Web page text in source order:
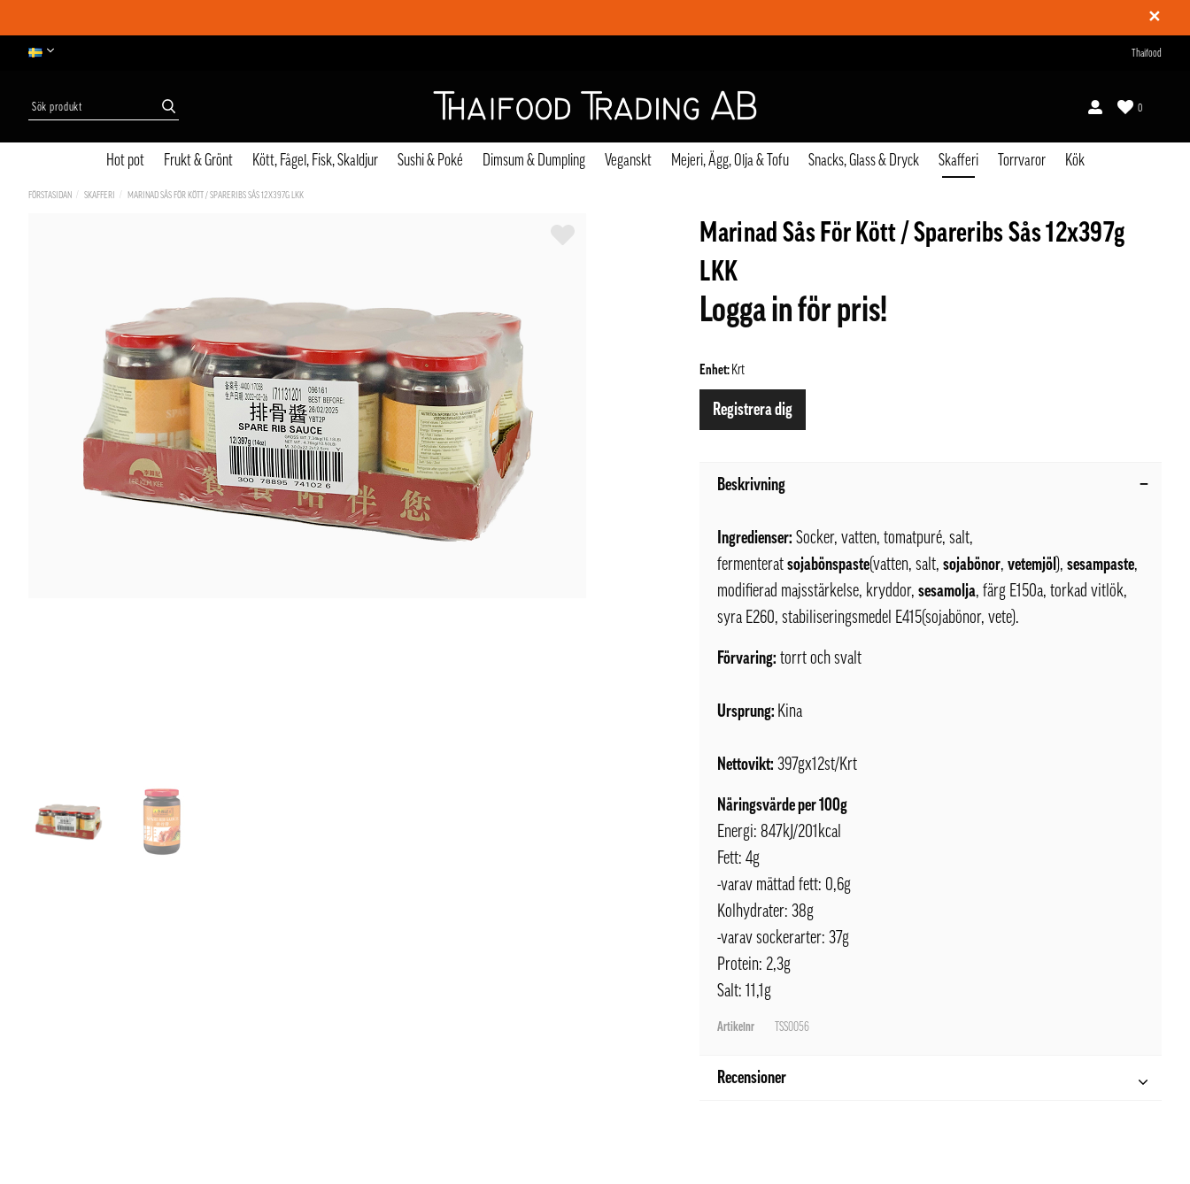
✕
Thaifood
0
Hot pot Frukt & Grönt Kött, Fågel, Fisk, Skaldjur Sushi & Poké Dimsum & Dumpling Veganskt Mejeri, Ägg, Olja & Tofu Snacks, Glass & Dryck Skafferi Torrvaror Kök
FÖRSTASIDAN SKAFFERI MARINAD SÅS FÖR KÖTT / SPARERIBS SÅS 12X397G LKK
Marinad Sås För Kött / Spareribs Sås 12x397g
LKK
Logga in för pris!
Enhet: Krt
Registrera dig
Beskrivning
Ingredienser: Socker, vatten, tomatpuré, salt,
fermenteratsojabönspaste(vatten, salt,sojabönor,vetemjöl ),sesampaste,
modifierad majsstärkelse, kryddor,sesamolja, färg E150a, torkad vitlök,
syra E260, stabiliseringsmedel E415(sojabönor, vete).
Förvaring: torrt och svalt
Ursprung: Kina
Nettovikt: 397gx12st/Krt
Näringsvärde per 100g
Energi: 847kJ/201kcal
Fett: 4g
-varav mättad fett: 0,6g
Kolhydrater: 38g
-varav sockerarter: 37g
Protein: 2,3g
Salt: 11,1g
Artikelnr TSS0056
Recensioner